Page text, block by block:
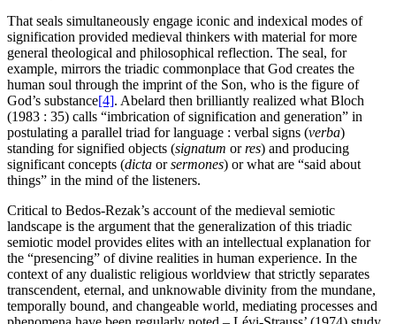
That seals simultaneously engage iconic and indexical modes of
signification provided medieval thinkers with material for more
general theological and philosophical reflection. The seal, for
example, mirrors the triadic commonplace that God creates the
human soul through the imprint of the Son, who is the figure of
God’s substance[4]. Abelard then brilliantly realized what Bloch
(1983 : 35) calls “imbrication of signification and generation” in
postulating a parallel triad for language : verbal signs (verba)
standing for signified objects (signatum orres) and producing
significant concepts (dicta orsermones) or what are “said about
things” in the mind of the listeners.
Critical to Bedos-Rezak’s account of the medieval semiotic
landscape is the argument that the generalization of this triadic
semiotic model provides elites with an intellectual explanation for
the “presencing” of divine realities in human experience. In the
context of any dualistic religious worldview that strictly separates
transcendent, eternal, and unknowable divinity from the mundane,
temporally bound, and changeable world, mediating processes and